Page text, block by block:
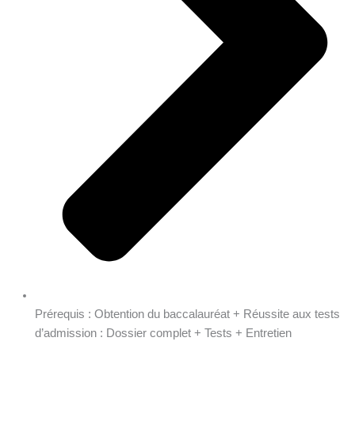
Prérequis : Obtention du baccalauréat + Réussite aux tests
d’admission : Dossier complet + Tests + Entretien